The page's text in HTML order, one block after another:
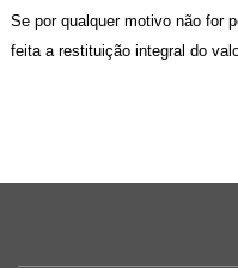
Se por qualquer motivo não for
feita a restituição integral do